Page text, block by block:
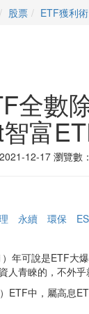
股票 ETF獲利術
全數
富
12-17 瀏覽數
永續 環保
年可說是ETF大
人青睞的，不外
ETF中，屬高息